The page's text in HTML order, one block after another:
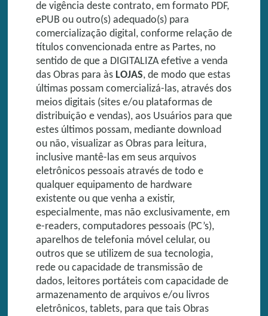
de vigência deste contrato, em formato PDF,
ePUB ou outro(s) adequado(s) para
comercialização digital, conforme relação de
títulos convencionada entre as Partes, no
sentido de que a DIGITALIZA efetive a venda
das Obras para às LOJAS, de modo que estas
últimas possam comercializá-las, através dos
meios digitais (sites e/ou plataformas de
distribuição e vendas), aos Usuários para que
estes últimos possam, mediante download
ou não, visualizar as Obras para leitura,
inclusive mantê-las em seus arquivos
eletrônicos pessoais através de todo e
qualquer equipamento de hardware
existente ou que venha a existir,
especialmente, mas não exclusivamente, em
e-readers, computadores pessoais (PC’s),
aparelhos de telefonia móvel celular, ou
outros que se utilizem de sua tecnologia,
rede ou capacidade de transmissão de
dados, leitores portáteis com capacidade de
armazenamento de arquivos e/ou livros
eletrônicos, tablets, para que tais Obras